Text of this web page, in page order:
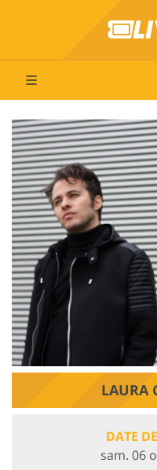
LAURA
DATE
sam. 06